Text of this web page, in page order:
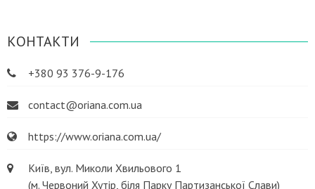
КОНТАКТИ
+380 93 376-9-176
contact@oriana.com.ua
https://www.oriana.com.ua/
Київ, вул. Миколи Хвильового 1
(м. Червоний Хутір, біля Парку Партизанської Слави)